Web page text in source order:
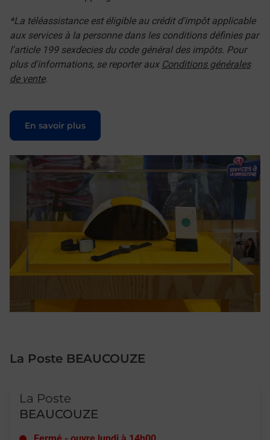
*La téléassistance est éligible au crédit d'impôt applicable
aux services à la personne dans les conditions définies par
l'article 199 sexdecies du code général des impôts. Pour
plus d'informations, se reporter aux Conditions générales
de vente.
En savoir plus
Le lien s'ouvre dans un nouvel onglet
La Poste BEAUCOUZE
La Poste
BEAUCOUZE